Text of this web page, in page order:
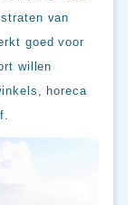
van
goed voor
willen
horeca